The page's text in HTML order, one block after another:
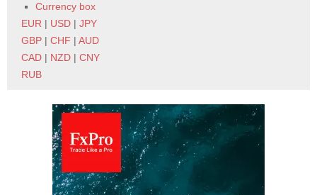
Currency box
EUR | USD | JPY
GBP | CHF | AUD
CAD | NZD | CNY
RUB